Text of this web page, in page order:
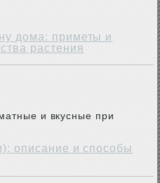
дома: приметы и
растения
и вкусные при
описание и способы